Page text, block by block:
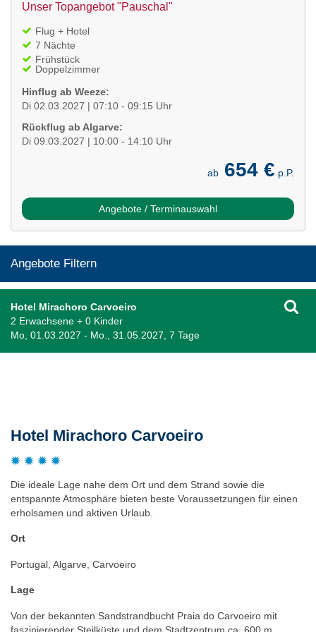
Unser Topangebot "Pauschal"
Flug + Hotel
7 Nächte
Frühstück
Doppelzimmer
Hinflug ab Weeze:
Di 02.03.2027 | 07:10 - 09:15 Uhr
Rückflug ab Algarve:
Di 09.03.2027 | 10:00 - 14:10 Uhr
ab 654 € p.P.
Angebote / Terminauswahl
Angebote Filtern
Hotel Mirachoro Carvoeiro
2 Erwachsene + 0 Kinder
Mo, 01.03.2027 - Mo., 31.05.2027, 7 Tage
Hotel Mirachoro Carvoeiro
Die ideale Lage nahe dem Ort und dem Strand sowie die
entspannte Atmosphäre bieten beste Voraussetzungen für einen
erholsamen und aktiven Urlaub.
Ort
Portugal, Algarve, Carvoeiro
Lage
Von der bekannten Sandstrandbucht Praia do Carvoeiro mit